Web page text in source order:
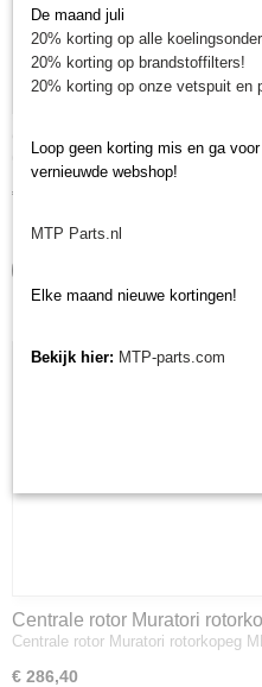
Complete zijrotor Muratori
Complete zijrotor Muratori
€ 204,97
Op voorraad
Centrale rotor Muratori
Centrale rotor Muratori rotorkopeg
€ 286,40
De maand juli
20% korting op alle
20% korting op brandstoffilters!
20% korting op onze vetspuit en
Loop geen korting mis en ga
vernieuwde webshop!
MTP Parts.nl
Elke maand nieuwe kortingen!
Bekijk hier: MTP-parts.com